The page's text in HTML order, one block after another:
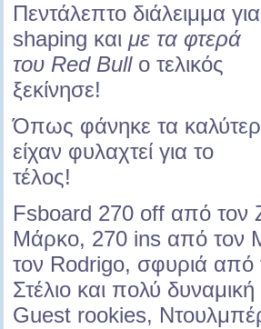
Πεντάλεπτο διάλειμμα για
shaping και με τα φτερά
του Red Bull ο τελικός
ξεκίνησε!
Όπως φάνηκε τα
είχαν φυλαχτεί για το
τέλος!
Fsboard 270 off από τον
Μάρκο, 270 ins από τον
τον Rodrigo, σφυριά από
Στέλιο και πολύ
Guest rookies,